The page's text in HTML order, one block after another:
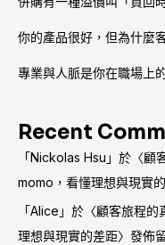
你的產品很好，但為什麼
專業與人脈是你在職場上
Recent
「 Nickolas Hsu 」於〈顧
momo，看懂理想與現實
「Alice 」於〈顧客旅程的
理想與現實的差距〉發佈